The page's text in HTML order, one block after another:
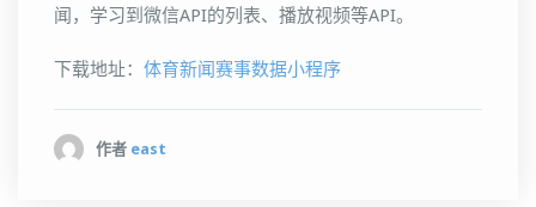
闻，学习到微信API的列表、播放视频等API。
下载地址： 体育新闻赛事数据小程序
作者 east